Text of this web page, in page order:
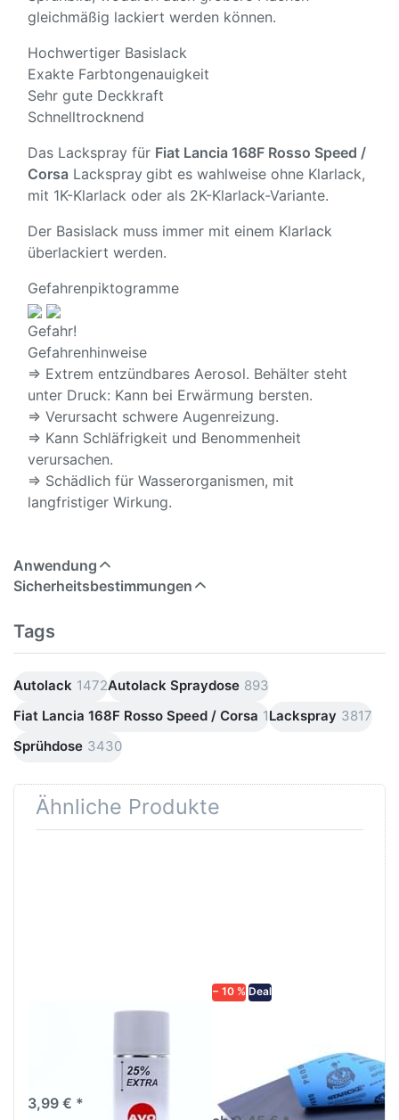
gleichmäßig lackiert werden können.
Hochwertiger Basislack
Exakte Farbtongenauigkeit
Sehr gute Deckkraft
Schnelltrocknend
Das Lackspray für Fiat Lancia 168F Rosso Speed /
Corsa Lackspray gibt es wahlweise ohne Klarlack,
mit 1K-Klarlack oder als 2K-Klarlack-Variante.
Der Basislack muss immer mit einem Klarlack
überlackiert werden.
Gefahrenpiktogramme
Gefahr!
Gefahrenhinweise
⇒ Extrem entzündbares Aerosol. Behälter steht
unter Druck: Kann bei Erwärmung bersten.
⇒ Verursacht schwere Augenreizung.
⇒ Kann Schläfrigkeit und Benommenheit
verursachen.
⇒ Schädlich für Wasserorganismen, mit
langfristiger Wirkung.
Anwendung
Sicherheitsbestimmungen
Tags
Autolack 1472Autolack Spraydose 893
Fiat Lancia 168F Rosso Speed / Corsa 1Lackspray 3817
Sprühdose 3430
Ähnliche Produkte
3,99 € *
− 10 % Deal
diversen Körnungen
Nass-Schleifpapier zur nass
und trocken anwendung